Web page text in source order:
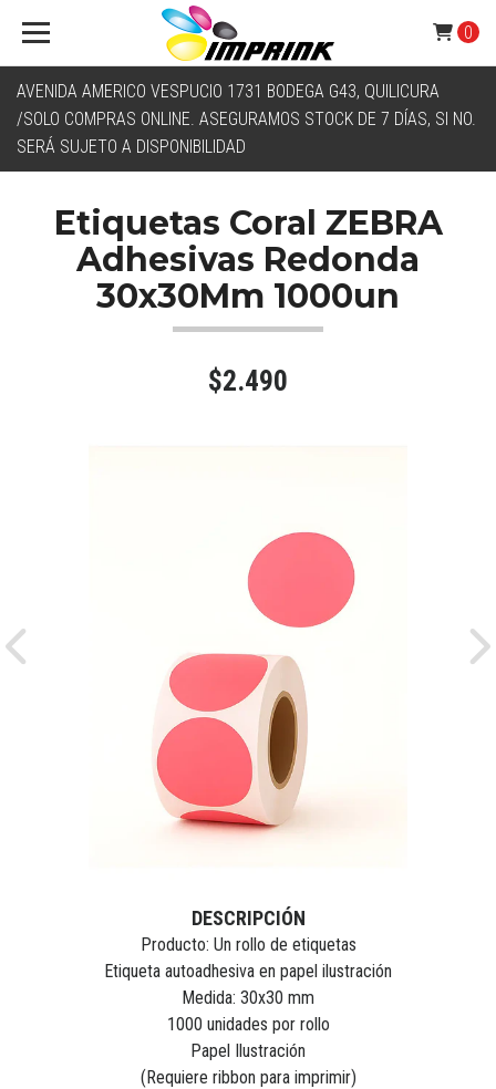
AVENIDA AMERICO VESPUCIO 1731 BODEGA G43, QUILICURA
/SOLO COMPRAS ONLINE. ASEGURAMOS STOCK DE 7 DÍAS, SI NO.
SERÁ SUJETO A DISPONIBILIDAD
0
Etiquetas Coral ZEBRA
Adhesivas Redonda
30x30Mm 1000un
$2.490
Previous
DESCRIPCIÓN
Producto: Un rollo de etiquetas
Etiqueta autoadhesiva en papel ilustración
Medida: 30x30 mm
1000 unidades por rollo
Papel Ilustración
(Requiere ribbon para imprimir)